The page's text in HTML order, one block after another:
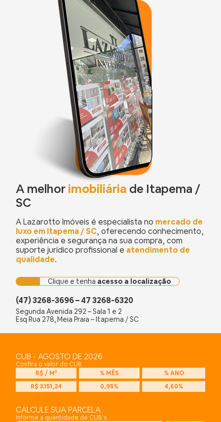
A melhorimobiliária de Itapema /
SC
A Lazarotto Imóveis é especialista no mercado de
luxo em Itapema / SC, oferecendo conhecimento,
experiência e segurança na sua compra, com
suporte jurídico profissional e atendimento de
qualidade.
Clique e tenha acesso a localização
(47) 3268-3696 – 47 3268-6320
Segunda Avenida 292 – Sala 1 e 2
Esq Rua 278, Meia Praia – Itapema / SC
CUB - AGOSTO DE 2026
Confira o valor do CUB
R$ / M²
% MÊS
% ANO
R$ 3.151,24
0,95% 4,60%
CALCULE SUA PARCELA
Informe a quantidade de CUB's